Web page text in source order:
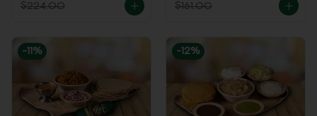
$224.00
$161.00
-11 % -12%